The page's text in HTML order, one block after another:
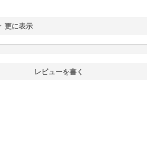
更に表示
レビューを書く